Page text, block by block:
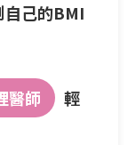
自己的BMI
醫師
輕